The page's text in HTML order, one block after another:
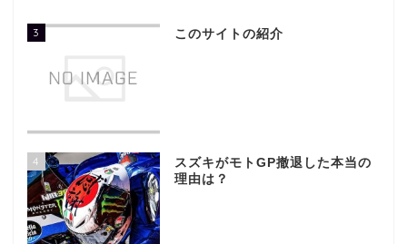
3 このサイトの紹介
4
スズキがモトGP撤退した本当の
理由は？